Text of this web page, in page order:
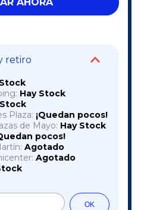
retiro
Hay Stock
Plaza: ¡Quedan pocos!
de Mayo: Hay Stock
pocos!
Agotado
Agotado
Cambiar CP
OK